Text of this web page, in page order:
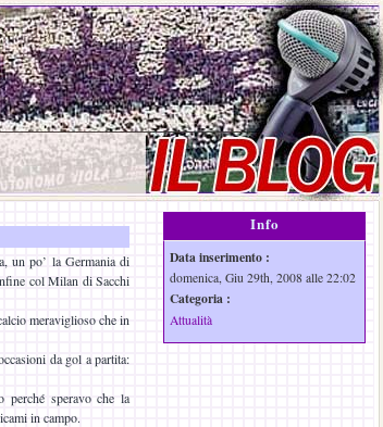
un po’ la Germania di
col Milan di Sacchi
meraviglioso che in
da gol a partita:
perché speravo che la
in campo.
Info
Data inserimento :
domenica, Giu 29th, 2008 alle 22:02
Categoria :
Attualità